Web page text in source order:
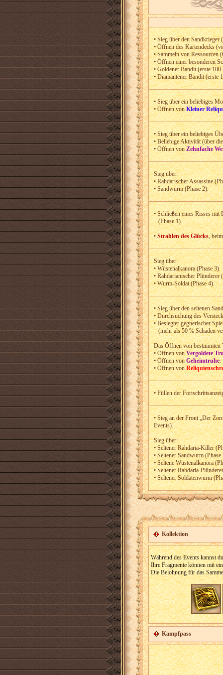
• Sieg über den Sandkrieger
• Öffnen des Kartendecks
• Sammeln von Ressourcen
• Öffnen einer besonderen
• Goldener Bandit (erste
• Diamantener Bandit (erste
• Sieg über ein beliebiges
• Öffnen vonKleiner
• Sieg über ein beliebiges
• Beliebige Aktivität (über
• Öffnen vonZehnfache
Sieg über:
• Rahdarischer Assassine
• Sandwurm (Phase 2).
• Schließen eines Risses
(Phase 1).
•Strahlen des Glücks,
Sieg über:
• Wüstenalkanora (Phase 3).
• Rahdarianischer Plünderer
• Wurm-Soldat (Phase 4).
• Sieg über den seltenen
• Durchsuchung des
• Besiegter gegnerischer
(mehr als 50 % Schaden
Das Öffnen von bestimmten
• Öffnen vonVergoldete
• Öffnen vonGeheimtruhe.
• Öffnen von
• Füllen der
• Sieg an der Front „Der
Events).
Sieg über:
• Seltener Rahdaria-Killer
• Seltener Sandwurm (Phase
• Seltene Wüstenalkanora
• Seltener Rahdaria-
• Seltener Soldatenwurm
Kollektion
Während des Events kannst
Ihre Fragmente können mit
Die Belohnung für das
Kampfpass